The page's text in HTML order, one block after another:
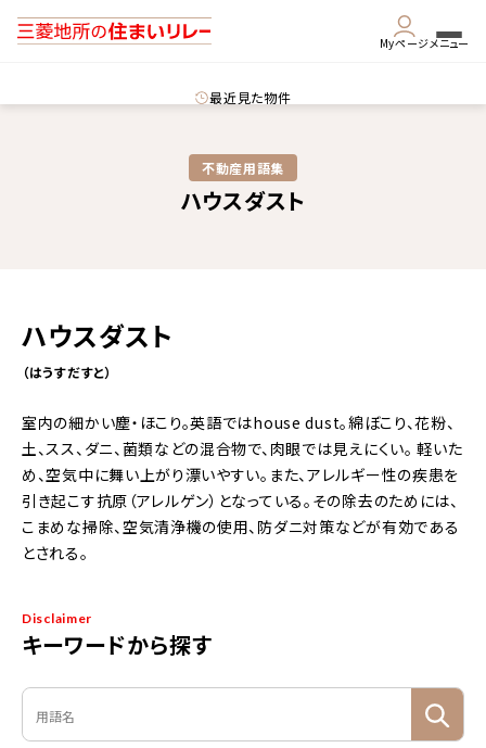
Myページメニュー
最近見た物件
不動産用語集​
ハウスダスト
Disclaimer
キーワードから探す
ハウスダスト
（はうすだすと）
室内の細かい塵・ほこり。英語ではhouse dust。綿ぼこり、花粉、
土、スス、ダニ、菌類などの混合物で、肉眼では見えにくい。 軽いた
め、空気中に舞い上がり漂いやすい。また、アレルギー性の疾患を
引き起こす抗原（アレルゲン）となっている。その除去のためには、
こまめな掃除、空気清浄機の使用、防ダニ対策などが有効である
とされる。